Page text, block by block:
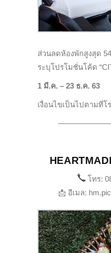
ส่วนลดห้องพักสูงสุด
ระบุโปรโมชั่นโค้ด
1 มี.ค. – 23 ธ.ค. 63
เงื่อนไขเป็นไปตามที่โ
โทร:
📩 อีเมล: